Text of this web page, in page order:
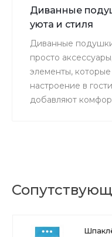
Диванные
уюта и стиля
Диванные
просто
элементы,
настроение в
добавляют